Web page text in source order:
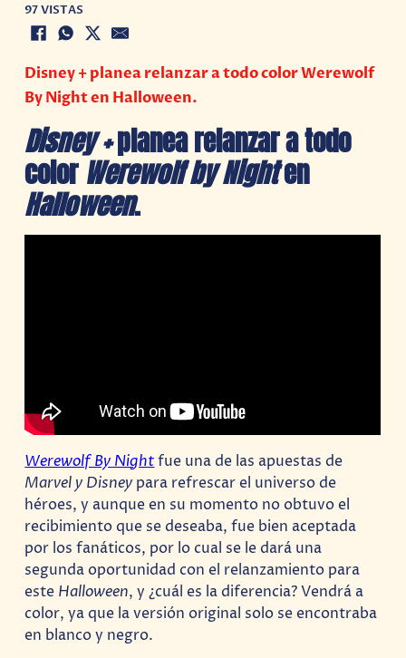
97 VISTAS
Disney + planea relanzar a todo color Werewolf
By Night en Halloween.
Disney +planea relanzar a todo
color Werewolf by Nighten
Halloween.
Werewolf By Nightfue una de las apuestas de
Marvel y Disney para refrescar el universo de
héroes, y aunque en su momento no obtuvo el
recibimiento que se deseaba, fue bien aceptada
por los fanáticos, por lo cual se le dará una
segunda oportunidad con el relanzamiento para
este Halloween, y ¿cuál es la diferencia? Vendrá a
color, ya que la versión original solo se encontraba
en blanco y negro.